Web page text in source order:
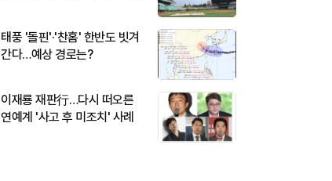
태풍 '돌핀'·'찬홈' 한반도 빗겨
간다…예상 경로는?
이재룡 재판行…다시 떠오른
연예계 '사고 후 미조치' 사례